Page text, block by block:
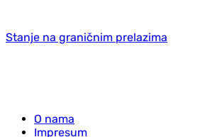
Stanje na graničnim prelazima
O nama
Impresum